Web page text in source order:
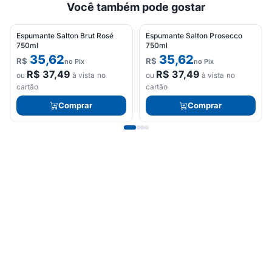
Você também pode gostar
Espumante Salton Brut Rosé
750ml
R$ 35,62no Pix
ou R$ 37,49 à vista no
cartão
Comprar
Espumante Salton Prosecco
750ml
R$ 35,62no Pix
ou R$ 37,49 à vista no
cartão
Comprar